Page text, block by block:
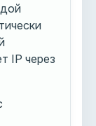
IP через